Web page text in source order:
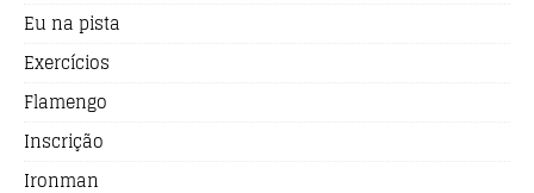
Eu na pista
Exercícios
Flamengo
Inscrição
Ironman